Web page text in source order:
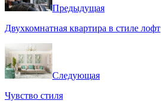
Предыдущая
Двухкомнатная квартира в стиле лофт
Следующая
Чувство стиля